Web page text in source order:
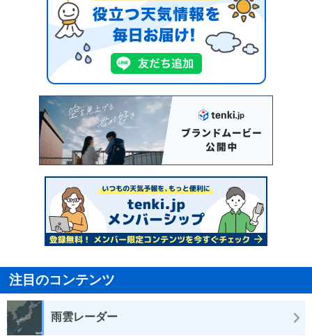
注目のコンテンツ
雨雲レーダー